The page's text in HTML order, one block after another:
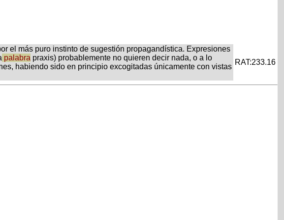
el más puro instinto de sugestión propagandística. Expresiones
palabra praxis) probablemente no quieren decir nada, o a lo
habiendo sido en principio excogitadas únicamente con vistas
RAT:233.16